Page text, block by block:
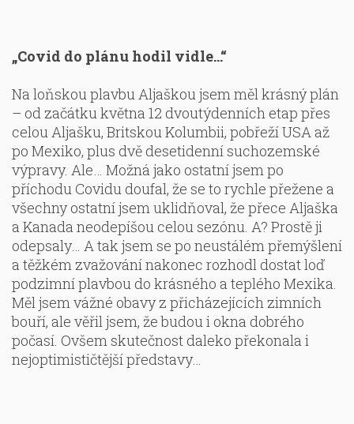
„Covid do plánu hodil vidle…“
Na loňskou plavbu Aljaškou jsem měl krásný plán
– od začátku května 12 dvoutýdenních etap přes
celou Aljašku, Britskou Kolumbii, pobřeží USA až
po Mexiko, plus dvě desetidenní suchozemské
výpravy. Ale… Možná jako ostatní jsem po
příchodu Covidu doufal, že se to rychle přežene a
všechny ostatní jsem uklidňoval, že přece Aljaška
a Kanada neodepíšou celou sezónu. A? Prostě ji
odepsaly… A tak jsem se po neustálém přemýšlení
a těžkém zvažování nakonec rozhodl dostat loď
podzimní plavbou do krásného a teplého Mexika.
Měl jsem vážné obavy z přicházejících zimních
bouří, ale věřil jsem, že budou i okna dobrého
počasí. Ovšem skutečnost daleko překonala i
nejoptimističtější představy…